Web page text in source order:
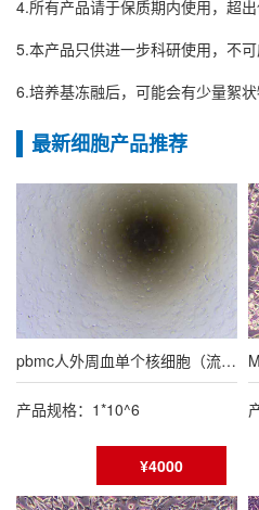
4.所有产品请于保质期内使用，超出
5.本产品只供进一步科研使用，不可
6.培养基冻融后，可能会有少量絮
最新细胞产品推荐
pbmc人外周血单个核细胞（流式鉴定报告）
产品规格：1*10^6
¥4000